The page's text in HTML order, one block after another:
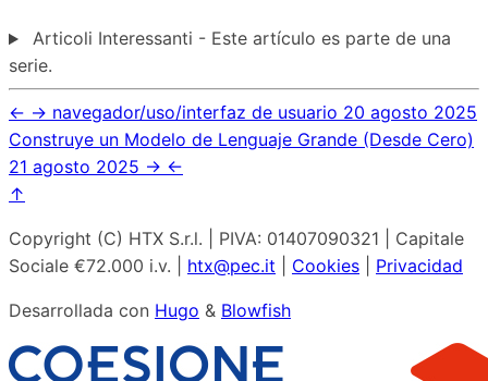
Articoli Interessanti - Este artículo es parte de una
serie.
← → navegador/uso/interfaz de usuario 20 agosto 2025
Construye un Modelo de Lenguaje Grande (Desde Cero)
21 agosto 2025 → ←
↑
Copyright (C) HTX S.r.l. | PIVA: 01407090321 | Capitale
Sociale €72.000 i.v. | htx@pec.it Cookies Privacidad
Desarrollada con Hugo & Blowfish